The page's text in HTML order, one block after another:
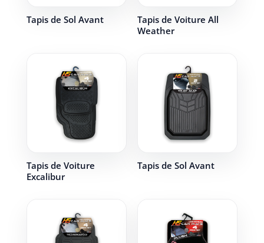
Tapis de Sol Avant
Tapis de Voiture All
Weather
Tapis de Voiture
Excalibur
Tapis de Sol Avant